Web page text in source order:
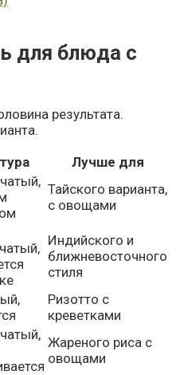
для блюда с
результата.
Лучше для
Тайского варианта,
с овощами
Индийского и
ближневосточного
стиля
Ризотто с
креветками
Жареного риса с
овощами